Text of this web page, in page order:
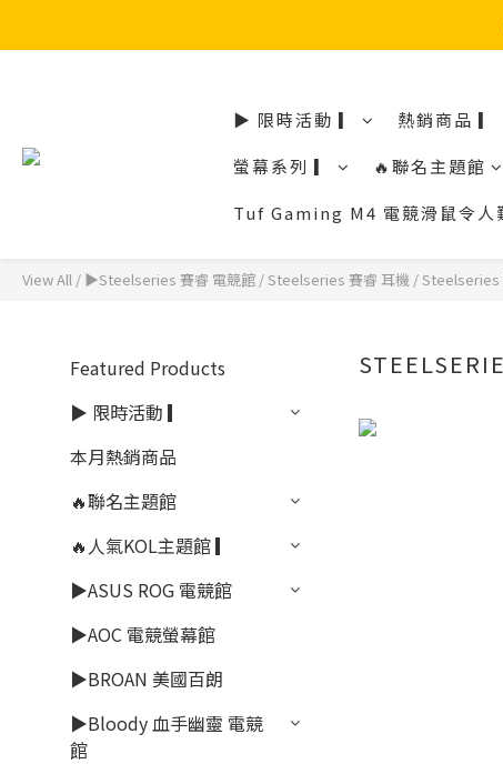
▶ 限時活動 ▎ 熱銷商品 ▎
螢幕系列 ▎
🔥聯名主題館
Tuf Gaming M4 電競滑鼠令人
View All / ▶Steelseries 賽睿 電競館 /Steelseries 賽睿 耳機 /Steelseries
Featured Products
▶ 限時活動 ▎
本月熱銷商品
🔥聯名主題館
🔥人氣KOL主題館 ▎
▶ASUS ROG 電競館
▶AOC 電競螢幕館
▶BROAN 美國百朗
▶Bloody 血手幽靈 電競
館